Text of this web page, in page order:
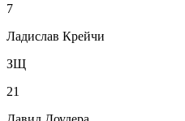
7
Ладислав Крейчи
ЗЩ
21